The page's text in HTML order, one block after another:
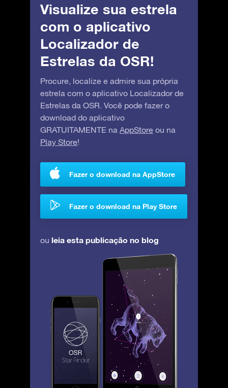
Visualize sua estrela
com o aplicativo
Localizador de
Estrelas da OSR!
Procure, localize e admire sua própria
estrela com o aplicativo Localizador de
Estrelas da OSR. Você pode fazer o
download do aplicativo
GRATUITAMENTE na AppStore ou na
Play Store!
Fazer o download na AppStore
Fazer o download na Play Store
ou leia esta publicação no blog